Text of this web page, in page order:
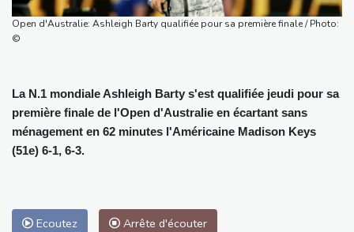
répit le narcoterrorisme"
La justice bloque à nouveau la salle de bal de Trump, qui va
Open d'Australie: Ashleigh Barty qualifiée pour sa première finale / Photo:
©
La N.1 mondiale Ashleigh Barty s'est qualifiée jeudi pour sa
première finale de l'Open d'Australie en écartant sans
ménagement en 62 minutes l'Américaine Madison Keys
(51e) 6-1, 6-3.
Ecoutez Arrête d'écouter